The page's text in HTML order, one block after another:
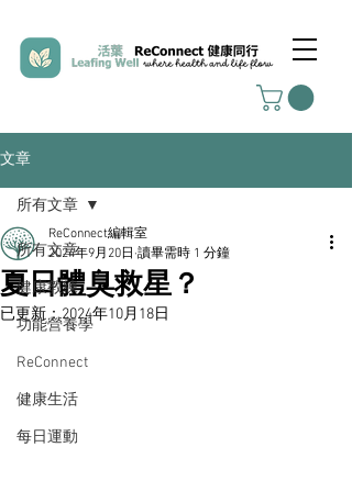
文章
所有文章
健康教練
功能營養學
ReConnect
健康生活
每日運動
所有文章
夏日體臭救星？
ReConnect編輯室
2024年9月20日 讀畢需時 1 分鐘
已更新：2024年10月18日